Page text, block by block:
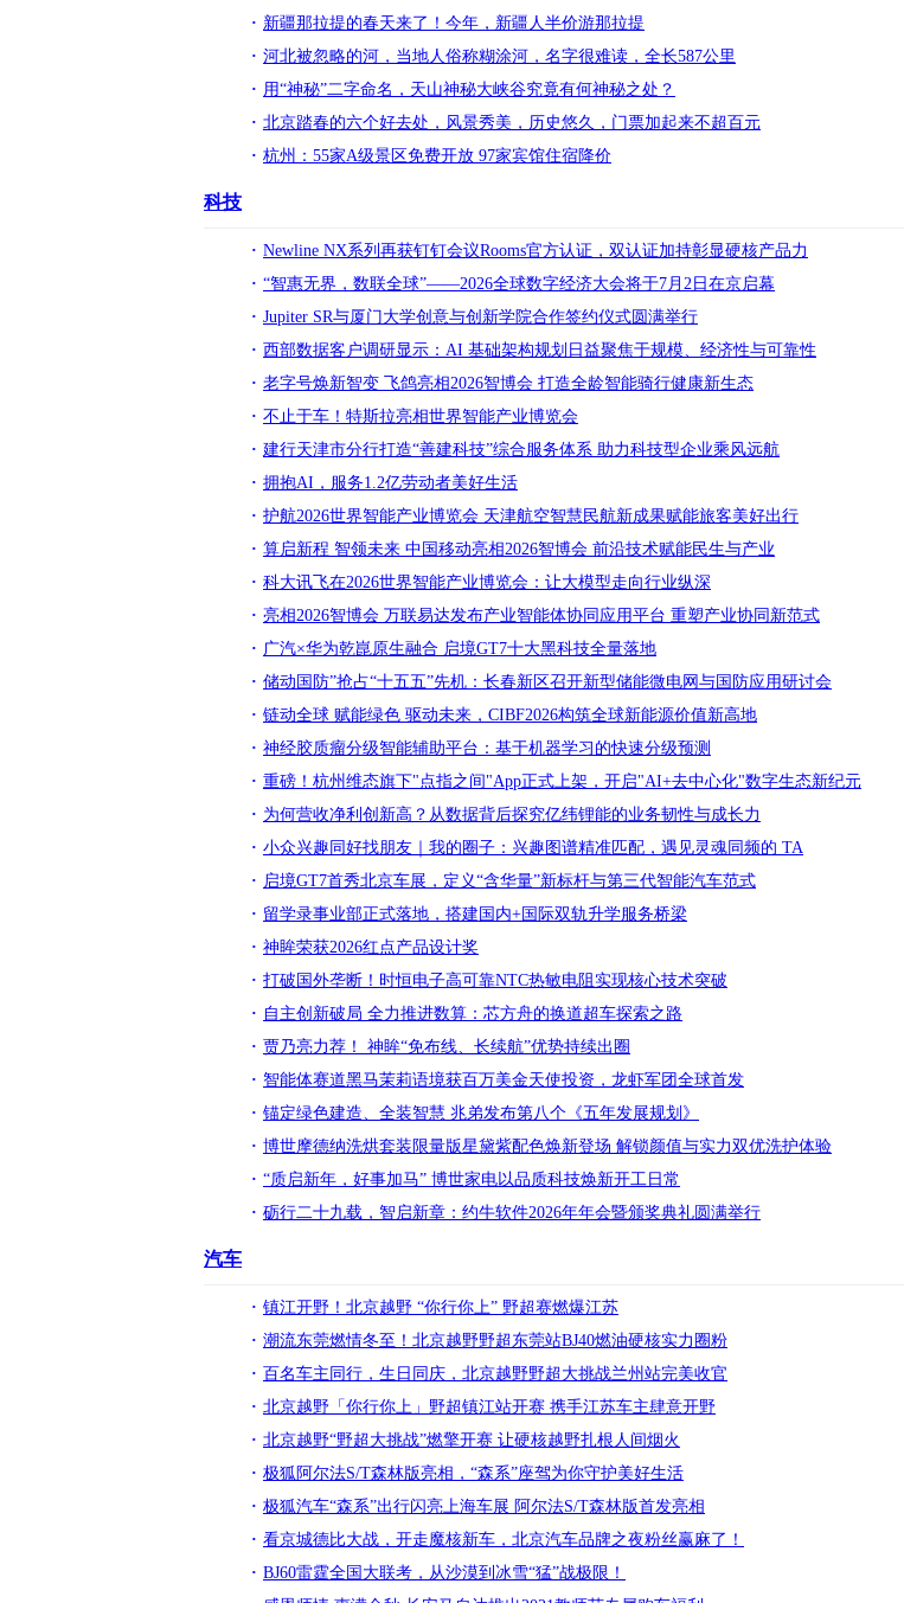
新疆那拉提的春天来了！今年，新疆人半价游那拉提
河北被忽略的河，当地人俗称糊涂河，名字很难读，全长587公里
用“神秘”二字命名，天山神秘大峡谷究竟有何神秘之处？
北京踏春的六个好去处，风景秀美，历史悠久，门票加起来不超百元
杭州：55家A级景区免费开放 97家宾馆住宿降价
科技
Newline NX系列再获钉钉会议Rooms官方认证，双认证加持彰显硬核产品力
“智惠无界，数联全球”——2026全球数字经济大会将于7月2日在京启幕
Jupiter SR与厦门大学创意与创新学院合作签约仪式圆满举行
西部数据客户调研显示：AI 基础架构规划日益聚焦于规模、经济性与可靠性
老字号焕新智变 飞鸽亮相2026智博会 打造全龄智能骑行健康新生态
不止于车！特斯拉亮相世界智能产业博览会
建行天津市分行打造“善建科技”综合服务体系 助力科技型企业乘风远航
拥抱AI，服务1.2亿劳动者美好生活
护航2026世界智能产业博览会 天津航空智慧民航新成果赋能旅客美好出行
算启新程 智领未来 中国移动亮相2026智博会 前沿技术赋能民生与产业
科大讯飞在2026世界智能产业博览会：让大模型走向行业纵深
亮相2026智博会 万联易达发布产业智能体协同应用平台 重塑产业协同新范式
广汽×华为乾崑原生融合 启境GT7十大黑科技全量落地
储动国防”抢占“十五五”先机：长春新区召开新型储能微电网与国防应用研讨会
链动全球 赋能绿色 驱动未来，CIBF2026构筑全球新能源价值新高地
神经胶质瘤分级智能辅助平台：基于机器学习的快速分级预测
重磅！杭州维态旗下"点指之间"App正式上架，开启"AI+去中心化"数字生态新纪元
为何营收净利创新高？从数据背后探究亿纬锂能的业务韧性与成长力
小众兴趣同好找朋友｜我的圈子：兴趣图谱精准匹配，遇见灵魂同频的 TA
启境GT7首秀北京车展，定义“含华量”新标杆与第三代智能汽车范式
留学录事业部正式落地，搭建国内+国际双轨升学服务桥梁
神眸荣获2026红点产品设计奖
打破国外垄断！时恒电子高可靠NTC热敏电阻实现核心技术突破
自主创新破局 全力推进数算：芯方舟的换道超车探索之路
贾乃亮力荐！ 神眸“免布线、长续航”优势持续出圈
智能体赛道黑马茉莉语境获百万美金天使投资，龙虾军团全球首发
锚定绿色建造、全装智慧 兆弟发布第八个《五年发展规划》
博世摩德纳洗烘套装限量版星黛紫配色焕新登场 解锁颜值与实力双优洗护体验
“质启新年，好事加马” 博世家电以品质科技焕新开工日常
砺行二十九载，智启新章：约牛软件2026年年会暨颁奖典礼圆满举行
汽车
镇江开野！北京越野 “你行你上” 野超赛燃爆江苏
潮流东莞燃情冬至！北京越野野超东莞站BJ40燃油硬核实力圈粉
百名车主同行，生日同庆，北京越野野超大挑战兰州站完美收官
北京越野「你行你上」野超镇江站开赛 携手江苏车主肆意开野
北京越野“野超大挑战”燃擎开赛 让硬核越野扎根人间烟火
极狐阿尔法S/T森林版亮相，“森系”座驾为你守护美好生活
极狐汽车“森系”出行闪亮上海车展 阿尔法S/T森林版首发亮相
看京城德比大战，开走魔核新车，北京汽车品牌之夜粉丝赢麻了！
BJ60雷霆全国大联考，从沙漠到冰雪“猛”战极限！